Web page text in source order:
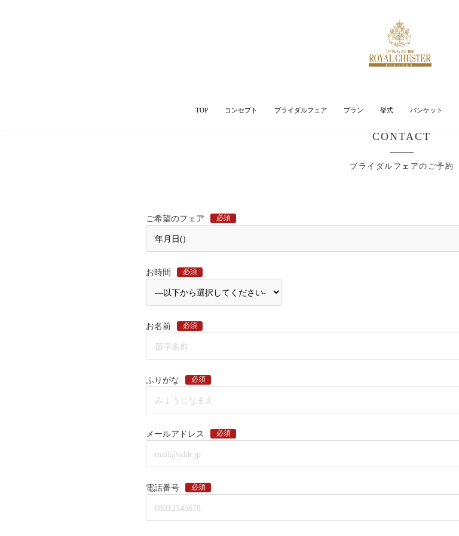
TOP コンセプト ブライダルフェア プラン 挙式 バンケット
CONTACT
ブライダルフェアのご予約
ご希望のフェア 必須
お時間 必須
お名前 必須
ふりがな 必須
メールアドレス 必須
電話番号 必須